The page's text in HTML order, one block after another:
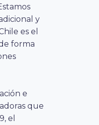
y
es el
forma
e
que
el